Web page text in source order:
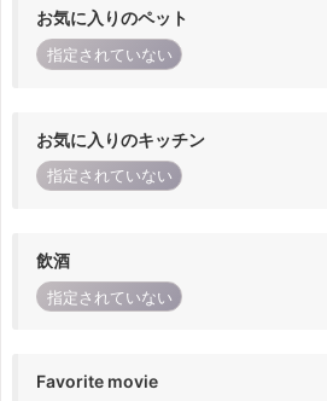
お気に入りのペット
指定されていない
お気に入りのキッチン
指定されていない
飲酒
指定されていない
Favorite movie